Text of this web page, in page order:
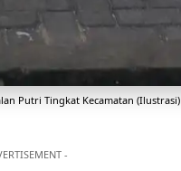
Putri Tingkat Kecamatan (Ilustrasi)
-